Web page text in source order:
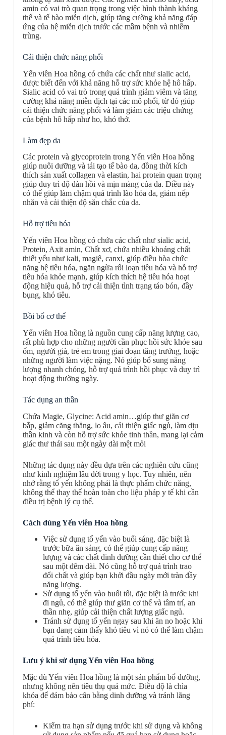
amin có vai trò quan trọng trong việc hình thành kháng
thể và tế bào miễn dịch, giúp tăng cường khả năng đáp
ứng của hệ miễn dịch trước các mầm bệnh và nhiễm
trùng.
Cải thiện chức năng phổi
Yến viên Hoa hồng có chứa các chất như sialic acid,
được biết đến với khả năng hỗ trợ sức khỏe hệ hô hấp.
Sialic acid có vai trò trong quá trình giảm viêm và tăng
cường khả năng miễn dịch tại các mô phổi, từ đó giúp
cải thiện chức năng phổi và làm giảm các triệu chứng
của bệnh hô hấp như ho, khó thở.
Làm đẹp da
Các protein và glycoprotein trong Yến viên Hoa hồng
giúp nuôi dưỡng và tái tạo tế bào da, đồng thời kích
thích sản xuất collagen và elastin, hai protein quan trọng
giúp duy trì độ đàn hồi và mịn màng của da. Điều này
có thể giúp làm chậm quá trình lão hóa da, giảm nếp
nhăn và cải thiện độ săn chắc của da.
Hỗ trợ tiêu hóa
Yến viên Hoa hồng có chứa các chất như sialic acid,
Protein, Axit amin, Chất xơ, chứa nhiều khoáng chất
thiết yếu như kali, magiê, canxi, giúp điều hòa chức
năng hệ tiêu hóa, ngăn ngừa rối loạn tiêu hóa và hỗ trợ
tiêu hóa khỏe mạnh, giúp kích thích hệ tiêu hóa hoạt
động hiệu quả, hỗ trợ cải thiện tình trạng táo bón, đầy
bụng, khó tiêu.
Bồi bổ cơ thể
Yến viên Hoa hồng là nguồn cung cấp năng lượng cao,
rất phù hợp cho những người cần phục hồi sức khỏe sau
ốm, người già, trẻ em trong giai đoạn tăng trưởng, hoặc
những người làm việc nặng. Nó giúp bổ sung năng
lượng nhanh chóng, hỗ trợ quá trình hồi phục và duy trì
hoạt động thường ngày.
Tác dụng an thần
Chứa Magie, Glycine: Acid amin…giúp thư giãn cơ
bắp, giảm căng thẳng, lo âu, cải thiện giấc ngủ, làm dịu
thần kinh và còn hỗ trợ sức khỏe tinh thần, mang lại cảm
giác thư thái sau một ngày dài mệt mỏi
Những tác dụng này đều dựa trên các nghiên cứu cũng
như kinh nghiệm lâu đời trong y học. Tuy nhiên, nên
nhớ rằng tổ yến không phải là thực phẩm chức năng,
không thể thay thế hoàn toàn cho liệu pháp y tế khi cần
điều trị bệnh lý cụ thể.
Cách dùng Yến viên Hoa hồng
Việc sử dụng tổ yến vào buổi sáng, đặc biệt là
trước bữa ăn sáng, có thể giúp cung cấp năng
lượng và các chất dinh dưỡng cần thiết cho cơ thể
sau một đêm dài. Nó cũng hỗ trợ quá trình trao
đổi chất và giúp bạn khởi đầu ngày mới tràn đầy
năng lượng.
Sử dụng tổ yến vào buổi tối, đặc biệt là trước khi
đi ngủ, có thể giúp thư giãn cơ thể và tâm trí, an
thần nhẹ, giúp cải thiện chất lượng giấc ngủ.
Tránh sử dụng tổ yến ngay sau khi ăn no hoặc khi
bạn đang cảm thấy khó tiêu vì nó có thể làm chậm
quá trình tiêu hóa.
Lưu ý khi sử dụng Yến viên Hoa hồng
Mặc dù Yến viên Hoa hồng là một sản phẩm bổ dưỡng,
nhưng không nên tiêu thụ quá mức. Điều độ là chìa
khóa để đảm bảo cân bằng dinh dưỡng và tránh lãng
phí:
Kiểm tra hạn sử dụng trước khi sử dụng và không